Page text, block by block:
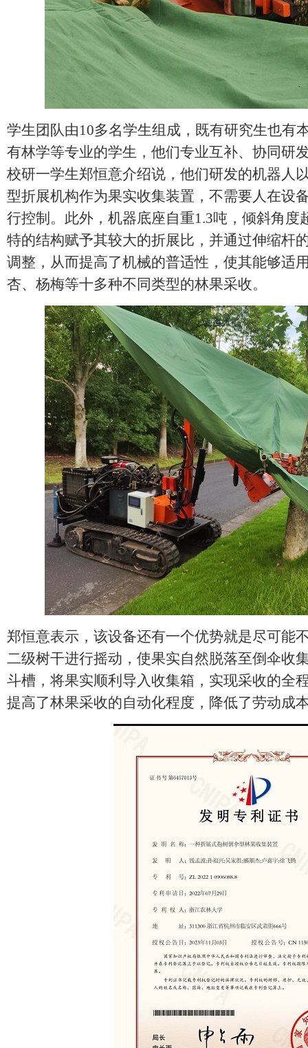
学生团队由10多名学生组成，既有研究生也有
有林学等专业的学生，他们专业互补、协同研
校研一学生郑恒意介绍说，他们研发的机器人
型折展机构作为果实收集装置，不需要人在设
行控制。此外，机器底座自重1.3吨，倾斜角度
特的结构赋予其较大的折展比，并通过伸缩杆
调整，从而提高了机械的普适性，使其能够适
杏、杨梅等十多种不同类型的林果采收。
郑恒意表示，该设备还有一个优势就是尽可能
二级树干进行摇动，使果实自然脱落至倒伞收
斗槽，将果实顺利导入收集箱，实现采收的全
提高了林果采收的自动化程度，降低了劳动成